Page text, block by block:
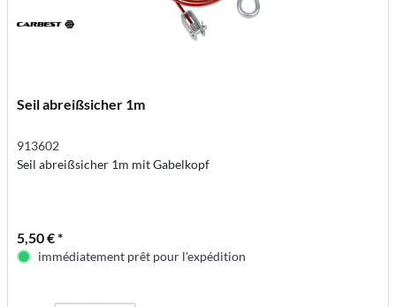
Seil abreißsicher 1m
913602
Seil abreißsicher 1m mit Gabelkopf
5,50 € *
immédiatement prêt pour l'expédition